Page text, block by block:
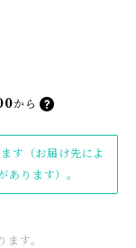
から
す（お届け先によ
あります）。
す。